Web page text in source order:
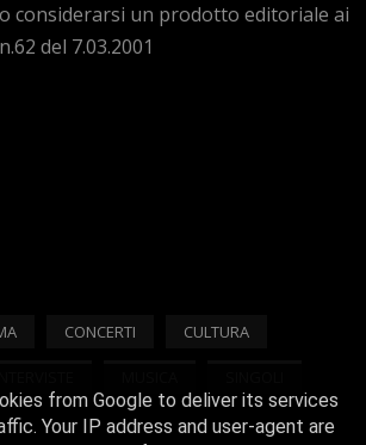
considerarsi un prodotto editoriale ai
del 7.03.2001
CONCERTI CULTURA
from Google to deliver its services
Your IP address and user-agent are